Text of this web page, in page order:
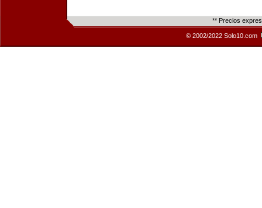
** Precios
© 2002/2022 Solo10.com